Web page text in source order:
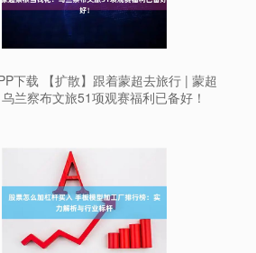
下载 【扩散】跟着蒙超去旅行 | 蒙超
兰察布文旅51项观赛福利已备好！